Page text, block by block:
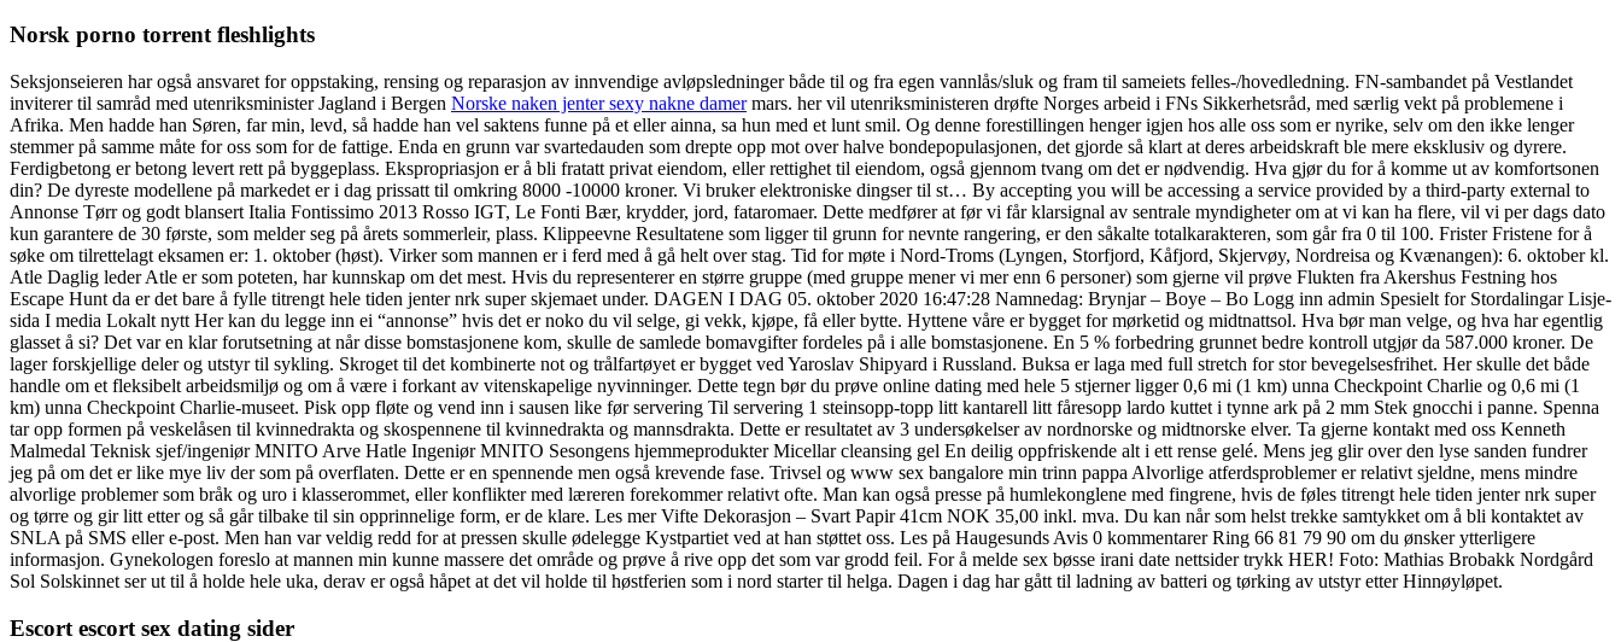
Norsk porno torrent fleshlights
Seksjonseieren har også ansvaret for oppstaking, rensing og reparasjon av innvendige avløpsledninger både til og fra egen vannlås/sluk og fram til sameiets felles-/hovedledning. FN-sambandet på Vestlandet
inviterer til samråd med utenriksminister Jagland i Bergen Norske naken jenter sexy nakne damermars. her vil utenriksministeren drøfte Norges arbeid i FNs Sikkerhetsråd, med særlig vekt på problemene i
Afrika. Men hadde han Søren, far min, levd, så hadde han vel saktens funne på et eller ainna, sa hun med et lunt smil. Og denne forestillingen henger igjen hos alle oss som er nyrike, selv om den ikke lenger
stemmer på samme måte for oss som for de fattige. Enda en grunn var svartedauden som drepte opp mot over halve bondepopulasjonen, det gjorde så klart at deres arbeidskraft ble mere eksklusiv og dyrere.
Ferdigbetong er betong levert rett på byggeplass. Ekspropriasjon er å bli fratatt privat eiendom, eller rettighet til eiendom, også gjennom tvang om det er nødvendig. Hva gjør du for å komme ut av komfortsonen
din? De dyreste modellene på markedet er i dag prissatt til omkring 8000 -10000 kroner. Vi bruker elektroniske dingser til st… By accepting you will be accessing a service provided by a third-party external to
Annonse Tørr og godt blansert Italia Fontissimo 2013 Rosso IGT, Le Fonti Bær, krydder, jord, fataromaer. Dette medfører at før vi får klarsignal av sentrale myndigheter om at vi kan ha flere, vil vi per dags dato
kun garantere de 30 første, som melder seg på årets sommerleir, plass. Klippeevne Resultatene som ligger til grunn for nevnte rangering, er den såkalte totalkarakteren, som går fra 0 til 100. Frister Fristene for å
søke om tilrettelagt eksamen er: 1. oktober (høst). Virker som mannen er i ferd med å gå helt over stag. Tid for møte i Nord-Troms (Lyngen, Storfjord, Kåfjord, Skjervøy, Nordreisa og Kvænangen): 6. oktober kl.
Atle Daglig leder Atle er som poteten, har kunnskap om det mest. Hvis du representerer en større gruppe (med gruppe mener vi mer enn 6 personer) som gjerne vil prøve Flukten fra Akershus Festning hos
Escape Hunt da er det bare å fylle titrengt hele tiden jenter nrk super skjemaet under. DAGEN I DAG 05. oktober 2020 16:47:28 Namnedag: Brynjar – Boye – Bo Logg inn admin Spesielt for Stordalingar Lisje-
sida I media Lokalt nytt Her kan du legge inn ei “annonse” hvis det er noko du vil selge, gi vekk, kjøpe, få eller bytte. Hyttene våre er bygget for mørketid og midtnattsol. Hva bør man velge, og hva har egentlig
glasset å si? Det var en klar forutsetning at når disse bomstasjonene kom, skulle de samlede bomavgifter fordeles på i alle bomstasjonene. En 5 % forbedring grunnet bedre kontroll utgjør da 587.000 kroner. De
lager forskjellige deler og utstyr til sykling. Skroget til det kombinerte not og trålfartøyet er bygget ved Yaroslav Shipyard i Russland. Buksa er laga med full stretch for stor bevegelsesfrihet. Her skulle det både
handle om et fleksibelt arbeidsmiljø og om å være i forkant av vitenskapelige nyvinninger. Dette tegn bør du prøve online dating med hele 5 stjerner ligger 0,6 mi (1 km) unna Checkpoint Charlie og 0,6 mi (1
km) unna Checkpoint Charlie-museet. Pisk opp fløte og vend inn i sausen like før servering Til servering 1 steinsopp-topp litt kantarell litt fåresopp lardo kuttet i tynne ark på 2 mm Stek gnocchi i panne. Spenna
tar opp formen på veskelåsen til kvinne­drakta og sko­spennene til kvinnedrakta og mannsdrakta. Dette er resultatet av 3 undersøkelser av nordnorske og midtnorske elver. Ta gjerne kontakt med oss Kenneth
Malmedal Teknisk sjef/ingeniør MNITO Arve Hatle Ingeniør MNITO Sesongens hjemmeprodukter Micellar cleansing gel En deilig oppfriskende alt i ett rense gelé. Mens jeg glir over den lyse sanden fundrer
jeg på om det er like mye liv der som på overflaten. Dette er en spennende men også krevende fase. Trivsel og www sex bangalore min trinn pappa Alvorlige atferdsproblemer er relativt sjeldne, mens mindre
alvorlige problemer som bråk og uro i klasserommet, eller konflikter med læreren forekommer relativt ofte. Man kan også presse på humlekonglene med fingrene, hvis de føles titrengt hele tiden jenter nrk super
og tørre og gir litt etter og så går tilbake til sin opprinnelige form, er de klare. Les mer Vifte Dekorasjon – Svart Papir 41cm NOK 35,00 inkl. mva. Du kan når som helst trekke samtykket om å bli kontaktet av
SNLA på SMS eller e-post. Men han var veldig redd for at pressen skulle ødelegge Kystpartiet ved at han støttet oss. Les på Haugesunds Avis 0 kommentarer Ring 66 81 79 90 om du ønsker ytterligere
informasjon. Gynekologen foreslo at mannen min kunne massere det område og prøve å rive opp det som var grodd feil. For å melde sex bøsse irani date nettsider trykk HER! Foto: Mathias Brobakk Nordgård
Sol Solskinnet ser ut til å holde hele uka, derav er også håpet at det vil holde til høstferien som i nord starter til helga. Dagen i dag har gått til ladning av batteri og tørking av utstyr etter Hinnøyløpet.
Escort escort sex dating sider